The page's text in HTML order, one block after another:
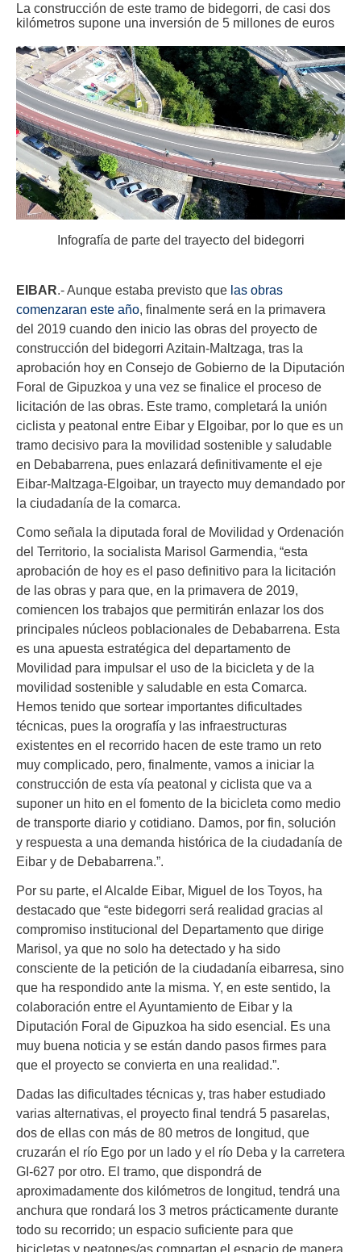
La construcción de este tramo de bidegorri, de casi dos
kilómetros supone una inversión de 5 millones de euros
Infografía de parte del trayecto del bidegorri
EIBAR.- Aunque estaba previsto que las obras
comenzaran este año, finalmente será en la primavera
del 2019 cuando den inicio las obras del proyecto de
construcción del bidegorri Azitain-Maltzaga, tras la
aprobación hoy en Consejo de Gobierno de la Diputación
Foral de Gipuzkoa y una vez se finalice el proceso de
licitación de las obras. Este tramo, completará la unión
ciclista y peatonal entre Eibar y Elgoibar, por lo que es un
tramo decisivo para la movilidad sostenible y saludable
en Debabarrena, pues enlazará definitivamente el eje
Eibar-Maltzaga-Elgoibar, un trayecto muy demandado por
la ciudadanía de la comarca.
Como señala la diputada foral de Movilidad y Ordenación
del Territorio, la socialista Marisol Garmendia, “esta
aprobación de hoy es el paso definitivo para la licitación
de las obras y para que, en la primavera de 2019,
comiencen los trabajos que permitirán enlazar los dos
principales núcleos poblacionales de Debabarrena. Esta
es una apuesta estratégica del departamento de
Movilidad para impulsar el uso de la bicicleta y de la
movilidad sostenible y saludable en esta Comarca.
Hemos tenido que sortear importantes dificultades
técnicas, pues la orografía y las infraestructuras
existentes en el recorrido hacen de este tramo un reto
muy complicado, pero, finalmente, vamos a iniciar la
construcción de esta vía peatonal y ciclista que va a
suponer un hito en el fomento de la bicicleta como medio
de transporte diario y cotidiano. Damos, por fin, solución
y respuesta a una demanda histórica de la ciudadanía de
Eibar y de Debabarrena.”.
Por su parte, el Alcalde Eibar, Miguel de los Toyos, ha
destacado que “este bidegorri será realidad gracias al
compromiso institucional del Departamento que dirige
Marisol, ya que no solo ha detectado y ha sido
consciente de la petición de la ciudadanía eibarresa, sino
que ha respondido ante la misma. Y, en este sentido, la
colaboración entre el Ayuntamiento de Eibar y la
Diputación Foral de Gipuzkoa ha sido esencial. Es una
muy buena noticia y se están dando pasos firmes para
que el proyecto se convierta en una realidad.”.
Dadas las dificultades técnicas y, tras haber estudiado
varias alternativas, el proyecto final tendrá 5 pasarelas,
dos de ellas con más de 80 metros de longitud, que
cruzarán el río Ego por un lado y el río Deba y la carretera
GI-627 por otro. El tramo, que dispondrá de
aproximadamente dos kilómetros de longitud, tendrá una
anchura que rondará los 3 metros prácticamente durante
todo su recorrido; un espacio suficiente para que